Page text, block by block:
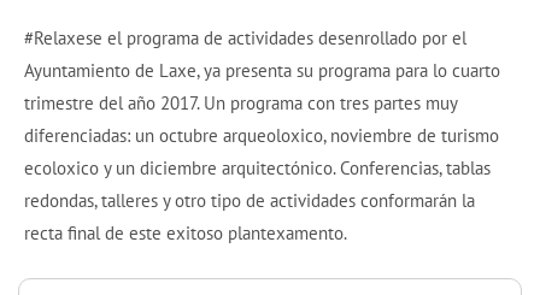
#Relaxese el programa de actividades desenrollado por el
Ayuntamiento de Laxe, ya presenta su programa para lo cuarto
trimestre del año 2017. Un programa con tres partes muy
diferenciadas: un octubre arqueoloxico, noviembre de turismo
ecoloxico y un diciembre arquitectónico. Conferencias, tablas
redondas, talleres y otro tipo de actividades conformarán la
recta final de este exitoso plantexamento.